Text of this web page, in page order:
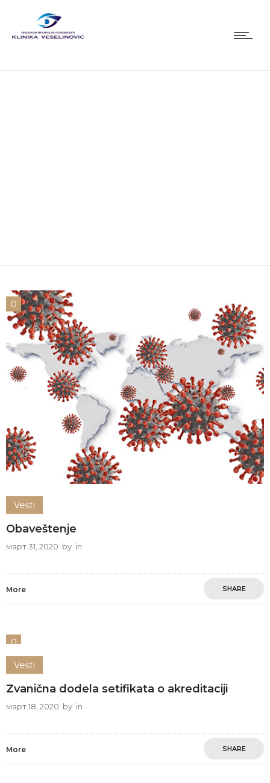
0
Vesti
Obaveštenje
март 31, 2020 by in
More SHARE
0
Vesti
Zvanična dodela setifikata o akreditaciji
март 18, 2020 by in
More SHARE